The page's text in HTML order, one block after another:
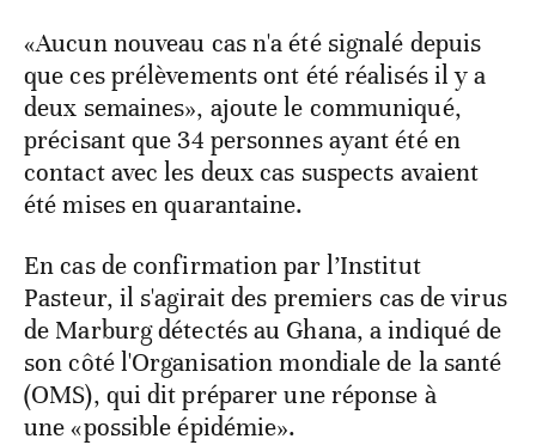
«Aucun nouveau cas n'a été signalé depuis
que ces prélèvements ont été réalisés il y a
deux semaines», ajoute le communiqué,
précisant que 34 personnes ayant été en
contact avec les deux cas suspects avaient
été mises en quarantaine.
En cas de confirmation par l’Institut
Pasteur, il s'agirait des premiers cas de virus
de Marburg détectés au Ghana, a indiqué de
son côté l'Organisation mondiale de la santé
(OMS), qui dit préparer une réponse à
une «possible épidémie».